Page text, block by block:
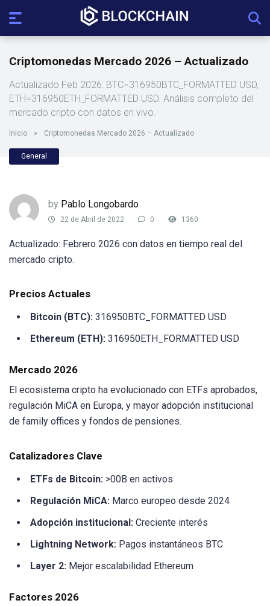
Criptomonedas Mercado 2026 – Actualizado
Actualizado Feb 2026: BTC=316950BTC_FORMATTED USD,
ETH=316950ETH_FORMATTED USD. Análisis completo del
mercado cripto con datos en vivo.
Inicio » Criptomonedas Mercado 2026 – Actualizado
General
by Pablo Longobardo
22 de Abril de 2022 0 1360
Actualizado: Febrero 2026 con datos en tiempo real del
mercado cripto.
Precios Actuales
Bitcoin (BTC): 316950BTC_FORMATTED USD
Ethereum (ETH): 316950ETH_FORMATTED USD
Mercado 2026
El ecosistema cripto ha evolucionado con ETFs aprobados,
regulación MiCA en Europa, y mayor adopción institucional
de family offices y fondos de pensiones.
Catalizadores Clave
ETFs de Bitcoin: >00B en activos
Regulación MiCA: Marco europeo desde 2024
Adopción institucional: Creciente interés
Lightning Network: Pagos instantáneos BTC
Layer 2: Mejor escalabilidad Ethereum
Factores 2026